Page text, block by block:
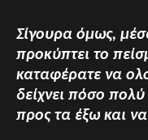
Σίγουρα όμως,
προκύπτει το
καταφέρατε να
δείχνει πόσο πολύ
προς τα έξω και